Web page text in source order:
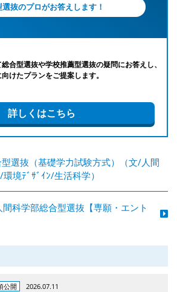
抜のプロがお答えします！
合型選抜や学校推薦型選抜の疑問にお答えし、
けたプランをご提案します。
詳しくはこちら
選抜（基礎学力試験方式）（文/人間
境ﾃﾞｻﾞｲﾝ/生活科学）
科学部総合型選抜【専願・エント
公開 2026.07.11